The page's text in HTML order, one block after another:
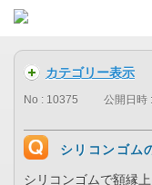
カテゴリー表示
No : 10375 公開日時
シリコンゴム
シリコンゴムで額縁